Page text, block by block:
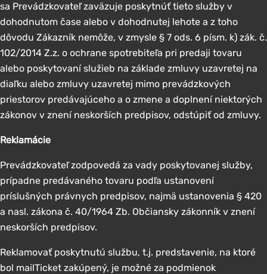
sa Prevádzkovateľ zaväzuje poskytnúť tieto služby v
dohodnutom čase alebo v dohodnutej lehote a z toho
dôvodu Zákazník nemôže, v zmysle § 7 ods. 6 písm. k) zák. č.
102/2014 Z.z. o ochrane spotrebiteľa pri predaji tovaru
alebo poskytovaní služieb na základe zmluvy uzavretej na
diaľku alebo zmluvy uzavretej mimo prevádzkových
priestorov predávajúceho a o zmene a doplnení niektorých
zákonov v znení neskorších predpisov, odstúpiť od zmluvy.
Reklamácie
Prevádzkovateľ zodpovedá za vady poskytovanej služby,
prípadne predávaného tovaru podľa ustanovení
príslušných právnych predpisov, najmä ustanovenia § 420
a nasl. zákona č. 40/1964 Zb. Občiansky zákonník v znení
neskorších predpisov.
Reklamovať poskytnutú službu, t.j. predstavenie, na ktoré
bol mailTicket zakúpený, je možné za podmienok